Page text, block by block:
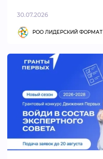
30.07.2026
РОО ЛИДЕРСКИЙ ФОРМАТ